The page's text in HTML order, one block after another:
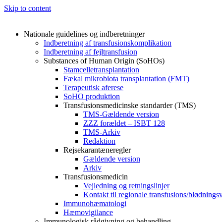
Skip to content
Nationale guidelines og indberetninger
Indberetning af transfusionskomplikation
Indberetning af fejltransfusion
Substances of Human Origin (SoHOs)
Stamcelletransplantation
Fækal mikrobiota transplantation (FMT)
Terapeutisk aferese
SoHO produktion
Transfusionsmedicinske standarder (TMS)
TMS-Gældende version
ZZZ forældet – ISBT 128
TMS-Arkiv
Redaktion
Rejsekarantæneregler
Gældende version
Arkiv
Transfusionsmedicin
Vejledning og retningslinjer
Kontakt til regionale transfusions/
Immunohæmatologi
Hæmovigilance